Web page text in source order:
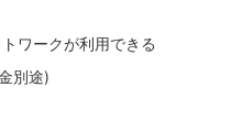
ワークが利用できる
別途)